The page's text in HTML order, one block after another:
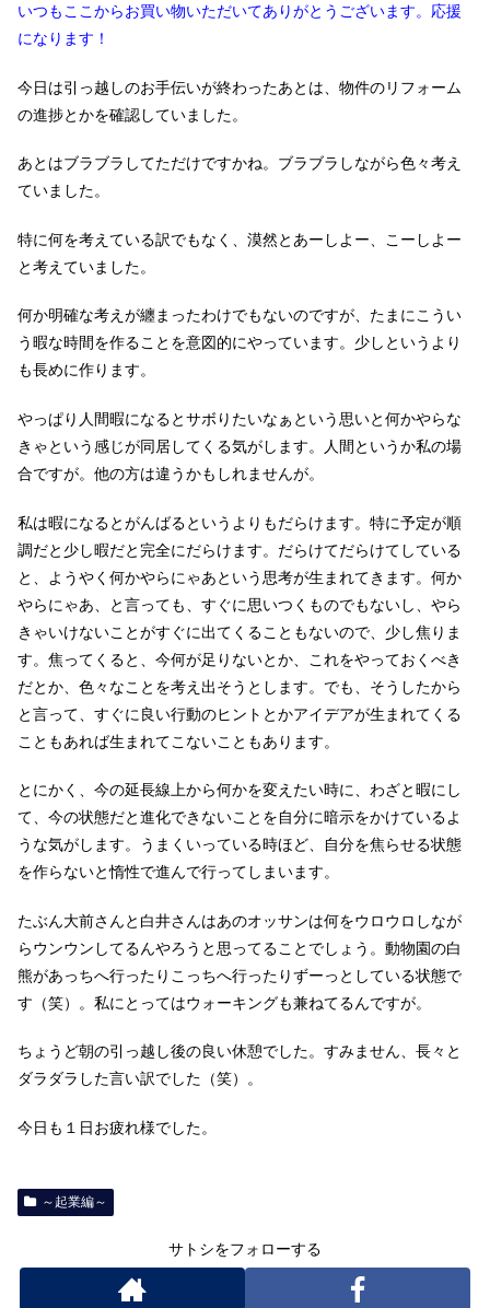
いつもここからお買い物いただいてありがとうございます。応援
になります！
今日は引っ越しのお手伝いが終わったあとは、物件のリフォーム
の進捗とかを確認していました。
あとはブラブラしてただけですかね。ブラブラしながら色々考え
ていました。
特に何を考えている訳でもなく、漠然とあーしよー、こーしよー
と考えていました。
何か明確な考えが纏まったわけでもないのですが、たまにこうい
う暇な時間を作ることを意図的にやっています。少しというより
も長めに作ります。
やっぱり人間暇になるとサボりたいなぁという思いと何かやらな
きゃという感じが同居してくる気がします。人間というか私の場
合ですが。他の方は違うかもしれませんが。
私は暇になるとがんばるというよりもだらけます。特に予定が順
調だと少し暇だと完全にだらけます。だらけてだらけてしている
と、ようやく何かやらにゃあという思考が生まれてきます。何か
やらにゃあ、と言っても、すぐに思いつくものでもないし、やら
きゃいけないことがすぐに出てくることもないので、少し焦りま
す。焦ってくると、今何が足りないとか、これをやっておくべき
だとか、色々なことを考え出そうとします。でも、そうしたから
と言って、すぐに良い行動のヒントとかアイデアが生まれてくる
こともあれば生まれてこないこともあります。
とにかく、今の延長線上から何かを変えたい時に、わざと暇にし
て、今の状態だと進化できないことを自分に暗示をかけているよ
うな気がします。うまくいっている時ほど、自分を焦らせる状態
を作らないと惰性で進んで行ってしまいます。
たぶん大前さんと白井さんはあのオッサンは何をウロウロしなが
らウンウンしてるんやろうと思ってることでしょう。動物園の白
熊があっちへ行ったりこっちへ行ったりずーっとしている状態で
す（笑）。私にとってはウォーキングも兼ねてるんですが。
ちょうど朝の引っ越し後の良い休憩でした。すみません、長々と
ダラダラした言い訳でした（笑）。
今日も１日お疲れ様でした。
～起業編～
サトシをフォローする